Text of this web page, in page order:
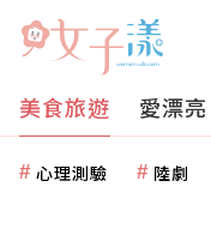
美食旅遊 愛漂亮
心理測驗 陸劇